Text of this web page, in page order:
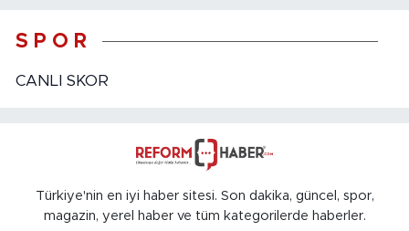
S P O R
CANLI SKOR
Türkiye'nin en iyi haber sitesi. Son dakika, güncel, spor,
magazin, yerel haber ve tüm kategorilerde haberler.